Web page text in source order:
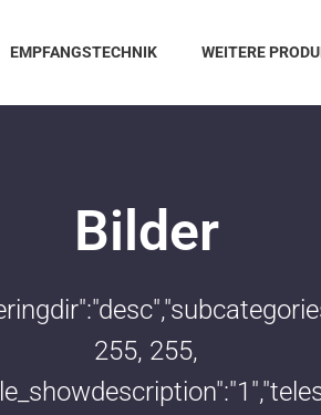
EMPFANGSTECHNIK WEITERE
Bilder
255, 255,